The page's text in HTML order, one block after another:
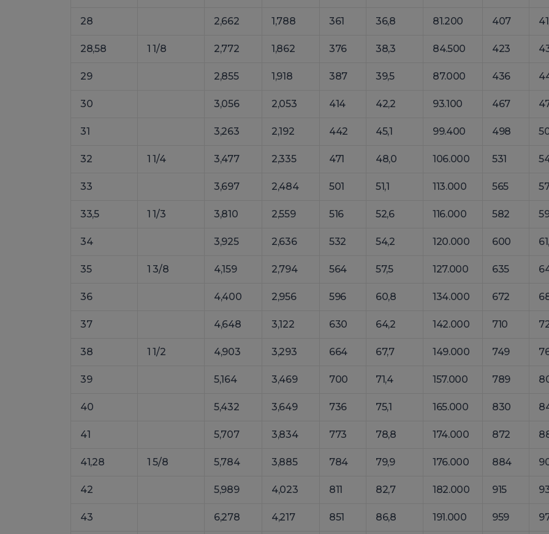
28 2,662 1,788 361 36,8 81.200 407
28,58 1 1/8 2,772 1,862 376 38,3 84.500 423
29 2,855 1,918 387 39,5 87.000 436
30 3,056 2,053 414 42,2 93.100 467
31 3,263 2,192 442 45,1 99.400 498
32 1 1/4 3,477 2,335 471 48,0 106.000 531
33 3,697 2,484 501 51,1 113.000 565
33,5 1 1/3 3,810 2,559 516 52,6 116.000 582
34 3,925 2,636 532 54,2 120.000 600
35 1 3/8 4,159 2,794 564 57,5 127.000 635
36 4,400 2,956 596 60,8 134.000 672
37 4,648 3,122 630 64,2 142.000 710
38 1 1/2 4,903 3,293 664 67,7 149.000 749
39 5,164 3,469 700 71,4 157.000 789
40 5,432 3,649 736 75,1 165.000 830
41 5,707 3,834 773 78,8 174.000 872
41,28 1 5/8 5,784 3,885 784 79,9 176.000 884
42 5,989 4,023 811 82,7 182.000 915
43 6,278 4,217 851 86,8 191.000 959